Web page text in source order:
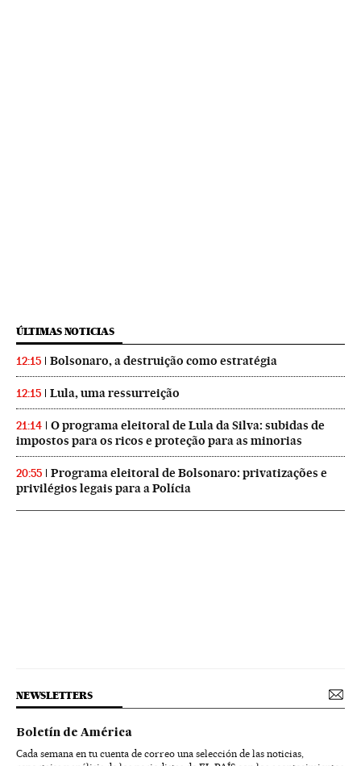
ÚLTIMAS NOTICIAS
12:15 Bolsonaro, a destruição como estratégia
12:15 Lula, uma ressurreição
21:14
O programa eleitoral de Lula da Silva: subidas de
impostos para os ricos e proteção para as minorias
20:55
Programa eleitoral de Bolsonaro: privatizações e
privilégios legais para a Polícia
NEWSLETTERS
Boletín de América
Cada semana en tu cuenta de correo una selección de las noticias,